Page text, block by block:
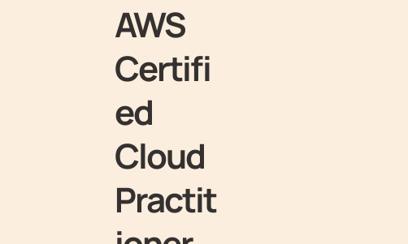
AWS
Certifi
ed
Cloud
Practit